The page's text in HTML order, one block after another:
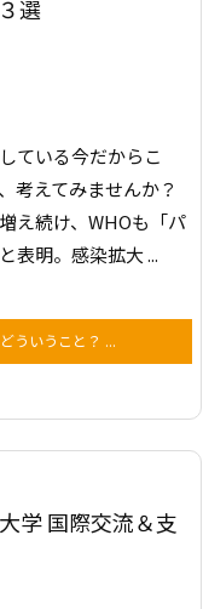
選
ている今だからこ
考えてみませんか？
え続け、WHOも「パ
表明。感染拡大 ...
ういうこと？ ...
学 国際交流＆支